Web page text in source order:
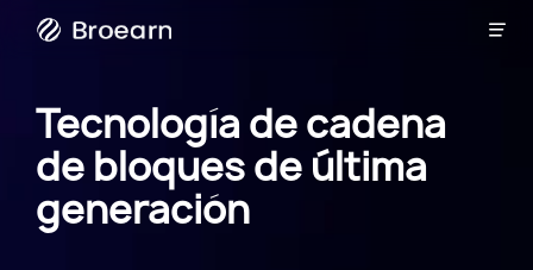

Tecnología de cadena
de bloques de última
generación